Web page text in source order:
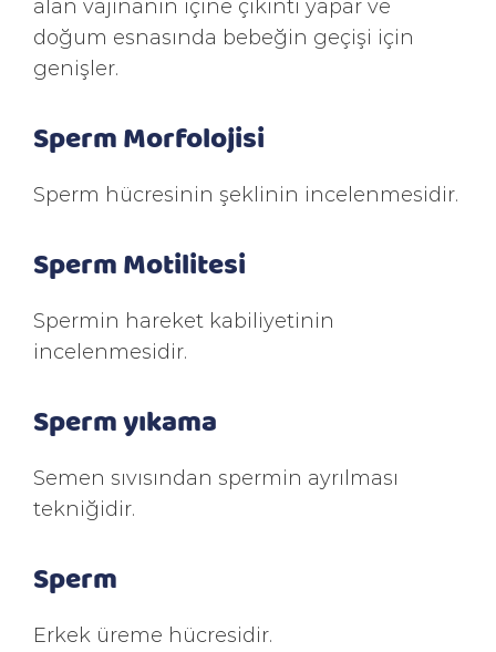
alan vajinanın içine çıkıntı yapar ve
doğum esnasında bebeğin geçişi için
genişler.
Sperm Morfolojisi
Sperm hücresinin şeklinin incelenmesidir.
Sperm Motilitesi
Spermin hareket kabiliyetinin
incelenmesidir.
Sperm yıkama
Semen sıvısından spermin ayrılması
tekniğidir.
Sperm
Erkek üreme hücresidir.